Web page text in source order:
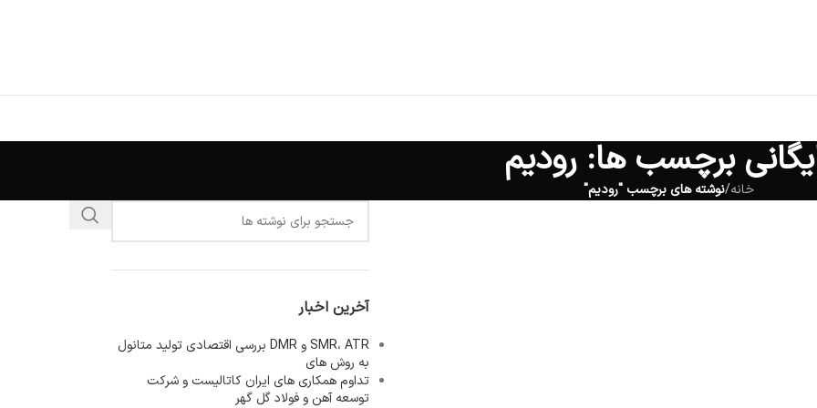
برچسب ها: رودیم
خانه/نوشته های برچسب "رودیم"
آخرین اخبار
SMR، ATR و DMR بررسی اقتصادی تولید متانول
به روش های
تداوم همکاری های ایران کاتالیست و شرکت
توسعه آهن و فولاد گل گهر